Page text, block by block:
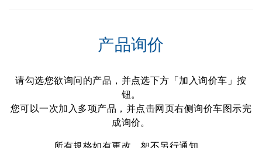
产品询价
请勾选您欲询问的产品，并点选下方「加入询价车」按
钮。
您可以一次加入多项产品，并点击网页右侧询价车图示完
成询价。
所有規格如有更改，恕不另行通知。